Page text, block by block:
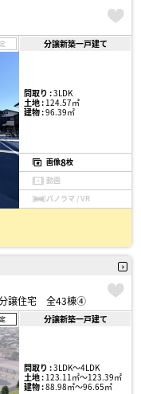
分譲新築一戸建て
間取り :3LDK
土地 :124.57㎡
建物 :96.39㎡
画像8枚
動画
パノラマ / VR
分譲住宅 全43棟④
分譲新築一戸建て
間取り :3LDK〜4LDK
土地 :123.11㎡〜123.39㎡
建物 :88.98㎡〜96.65㎡